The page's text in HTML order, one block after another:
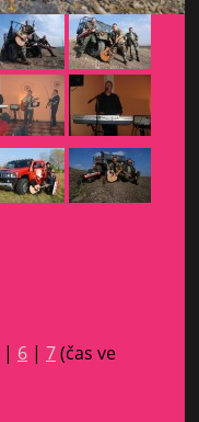
| 6 | 7(čas ve